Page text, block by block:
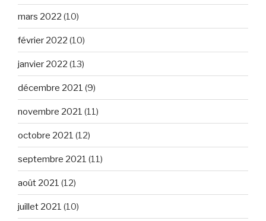
mars 2022 (10)
février 2022 (10)
janvier 2022 (13)
décembre 2021 (9)
novembre 2021 (11)
octobre 2021 (12)
septembre 2021 (11)
août 2021 (12)
juillet 2021 (10)